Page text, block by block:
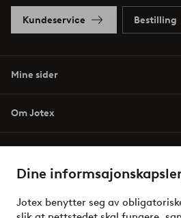
Dine
Jotex benytter seg av
Kundeservice Bestilling
Mine sider
Om Jotex